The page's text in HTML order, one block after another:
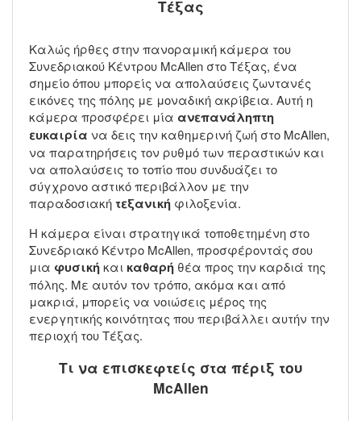
Τέξας
Καλώς ήρθες στην πανοραμική κάμερα του
Συνεδριακού Κέντρου McAllen στο Τέξας, ένα
σημείο όπου μπορείς να απολαύσεις ζωντανές
εικόνες της πόλης με μοναδική ακρίβεια. Αυτή η
κάμερα προσφέρει μία ανεπανάληπτη
ευκαιρία να δεις την καθημερινή ζωή στο McAllen,
να παρατηρήσεις τον ρυθμό των περαστικών και
να απολαύσεις το τοπίο που συνδυάζει το
σύγχρονο αστικό περιβάλλον με την
παραδοσιακή τεξανική φιλοξενία.
Η κάμερα είναι στρατηγικά τοποθετημένη στο
Συνεδριακό Κέντρο McAllen, προσφέροντάς σου
μια φυσικήκαι καθαρή θέα προς την καρδιά της
πόλης. Με αυτόν τον τρόπο, ακόμα και από
μακριά, μπορείς να νοιώσεις μέρος της
ενεργητικής κοινότητας που περιβάλλει αυτήν την
περιοχή του Τέξας.
Τι να επισκεφτείς στα πέριξ του
McAllen